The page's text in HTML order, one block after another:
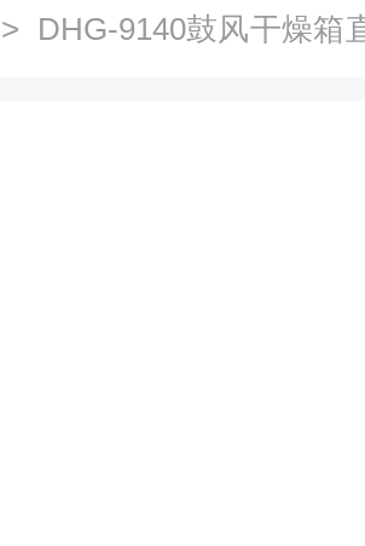
> DHG-9140鼓风干燥箱